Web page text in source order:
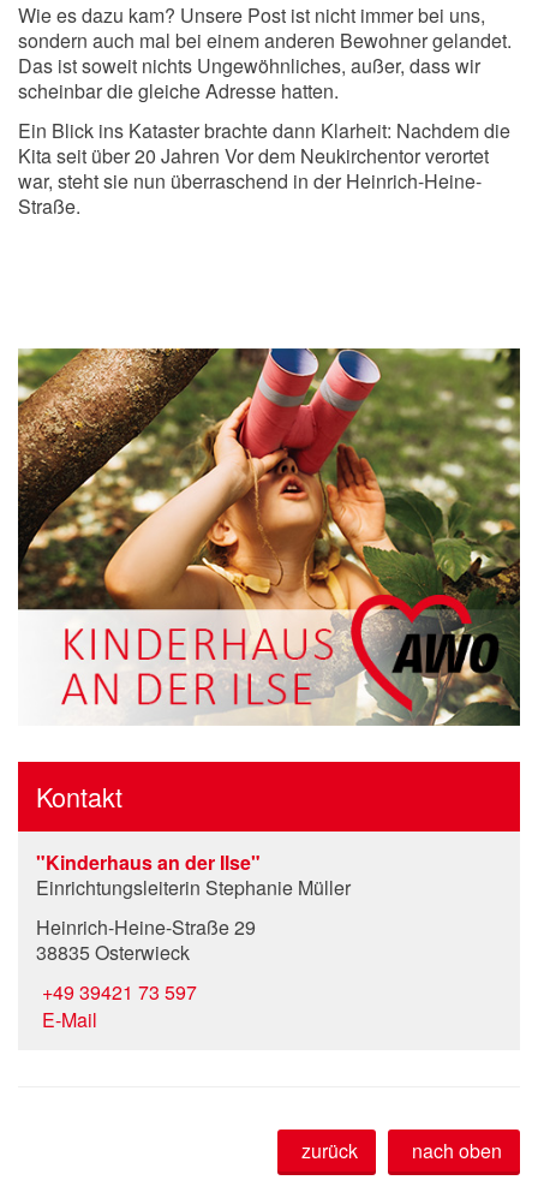
Wie es dazu kam? Unsere Post ist nicht immer bei uns,
sondern auch mal bei einem anderen Bewohner gelandet.
Das ist soweit nichts Ungewöhnliches, außer, dass wir
scheinbar die gleiche Adresse hatten.
Ein Blick ins Kataster brachte dann Klarheit: Nachdem die
Kita seit über 20 Jahren Vor dem Neukirchentor verortet
war, steht sie nun überraschend in der Heinrich-Heine-
Straße.
Kontakt
"Kinderhaus an der Ilse"
Einrichtungsleiterin Stephanie Müller
Heinrich-Heine-Straße 29
38835 Osterwieck
+49 39421 73 597
E-Mail
nach oben
zurück